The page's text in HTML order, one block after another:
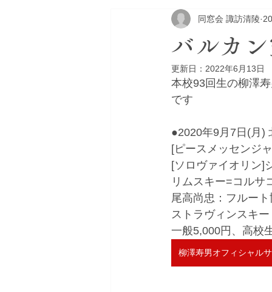
バルカ
同窓会 諏訪清陵
更新日： 2022年6月13日
本校93回生の柳澤
です
●2020年9月7日(月)
[ピースメッセンジ
[ソロヴァイオリン]
リムスキー=コルサ
尾高尚忠：フルー
ストラヴィンスキ
一般5,000円、高校
柳澤寿男オフィシャル